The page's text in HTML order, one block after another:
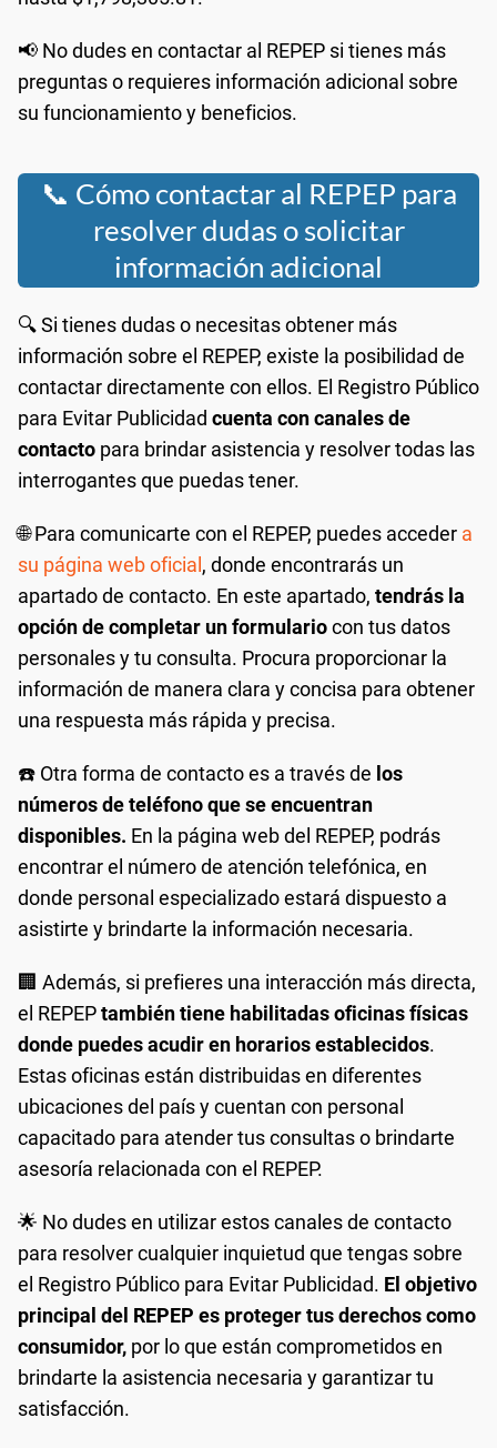
📢 No dudes en contactar al REPEP si tienes más
preguntas o requieres información adicional sobre
su funcionamiento y beneficios.
📞 Cómo contactar al REPEP para
resolver dudas o solicitar
información adicional
🔍 Si tienes dudas o necesitas obtener más
información sobre el REPEP, existe la posibilidad de
contactar directamente con ellos. El Registro Público
para Evitar Publicidad cuenta con canales de
contacto para brindar asistencia y resolver todas las
interrogantes que puedas tener.
🌐 Para comunicarte con el REPEP, puedes acceder a
su página web oficial , donde encontrarás un
apartado de contacto. En este apartado, tendrás la
opción de completar un formulariocon tus datos
personales y tu consulta. Procura proporcionar la
información de manera clara y concisa para obtener
una respuesta más rápida y precisa.
☎️ Otra forma de contacto es a través de los
números de teléfono que se encuentran
disponibles. En la página web del REPEP, podrás
encontrar el número de atención telefónica, en
donde personal especializado estará dispuesto a
asistirte y brindarte la información necesaria.
🏢 Además, si prefieres una interacción más directa,
el REPEPtambién tiene habilitadas oficinas físicas
donde puedes acudir en horarios establecidos.
Estas oficinas están distribuidas en diferentes
ubicaciones del país y cuentan con personal
capacitado para atender tus consultas o brindarte
asesoría relacionada con el REPEP.
🌟 No dudes en utilizar estos canales de contacto
para resolver cualquier inquietud que tengas sobre
el Registro Público para Evitar Publicidad. El objetivo
principal del REPEP es proteger tus derechos como
consumidor, por lo que están comprometidos en
brindarte la asistencia necesaria y garantizar tu
satisfacción.